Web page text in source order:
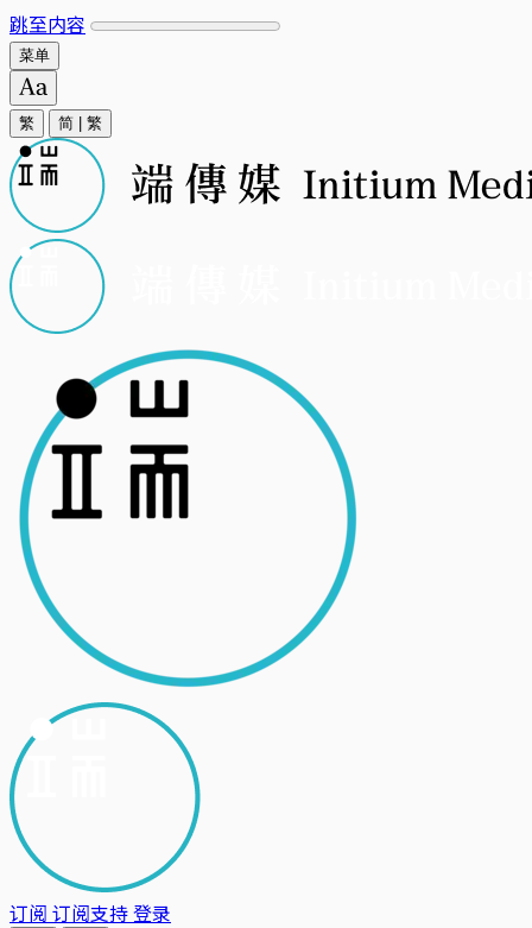
跳至内容
菜单
繁 简 繁
订阅 订阅支持登录